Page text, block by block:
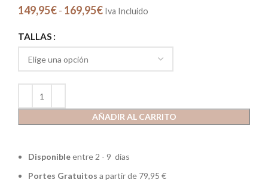
149,95€- 169,95€ Iva Incluido
TALLAS
AÑADIR AL CARRITO
Disponibleentre 2 - 9 días
Portes Gratuitos a partir de 79,95 €